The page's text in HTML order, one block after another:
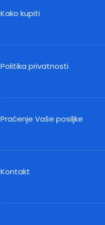
Kako kupiti
Politika privatnosti
Praćenje Vaše posiljke
Kontakt